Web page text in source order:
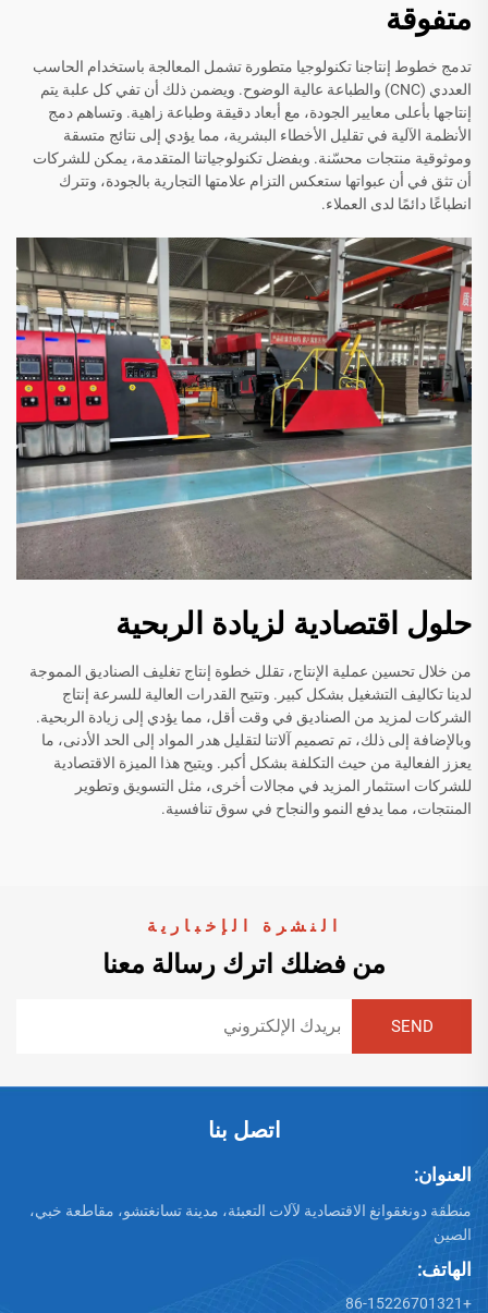
متفوقة
تدمج خطوط إنتاجنا تكنولوجيا متطورة تشمل المعالجة باستخدام الحاسب
العددي (CNC) والطباعة عالية الوضوح. ويضمن ذلك أن تفي كل علبة يتم
إنتاجها بأعلى معايير الجودة، مع أبعاد دقيقة وطباعة زاهية. وتساهم دمج
الأنظمة الآلية في تقليل الأخطاء البشرية، مما يؤدي إلى نتائج متسقة
وموثوقية منتجات محسّنة. وبفضل تكنولوجياتنا المتقدمة، يمكن للشركات
أن تثق في أن عبواتها ستعكس التزام علامتها التجارية بالجودة، وتترك
انطباعًا دائمًا لدى العملاء.
حلول اقتصادية لزيادة الربحية
من خلال تحسين عملية الإنتاج، تقلل خطوة إنتاج تغليف الصناديق المموجة
لدينا تكاليف التشغيل بشكل كبير. وتتيح القدرات العالية للسرعة إنتاج
الشركات لمزيد من الصناديق في وقت أقل، مما يؤدي إلى زيادة الربحية.
وبالإضافة إلى ذلك، تم تصميم آلاتنا لتقليل هدر المواد إلى الحد الأدنى، ما
يعزز الفعالية من حيث التكلفة بشكل أكبر. ويتيح هذا الميزة الاقتصادية
للشركات استثمار المزيد في مجالات أخرى، مثل التسويق وتطوير
المنتجات، مما يدفع النمو والنجاح في سوق تنافسية.
النشرة الإخبارية
من فضلك اترك رسالة معنا
اتصل بنا
العنوان:
منطقة دونغقوانغ الاقتصادية لآلات التعبئة، مدينة تسانغتشو، مقاطعة خبي،
الصين
الهاتف:
+86-15226701321